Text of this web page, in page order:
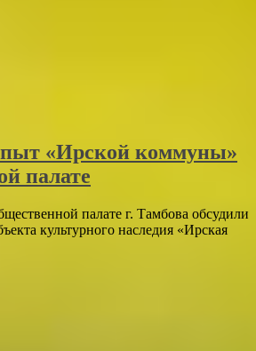
«Ирской коммуны»
палате
палате г. Тамбова обсудили
культурного наследия «Ирская